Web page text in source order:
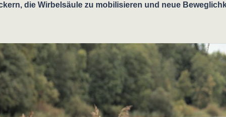
die Wirbelsäule zu mobilisieren und neue